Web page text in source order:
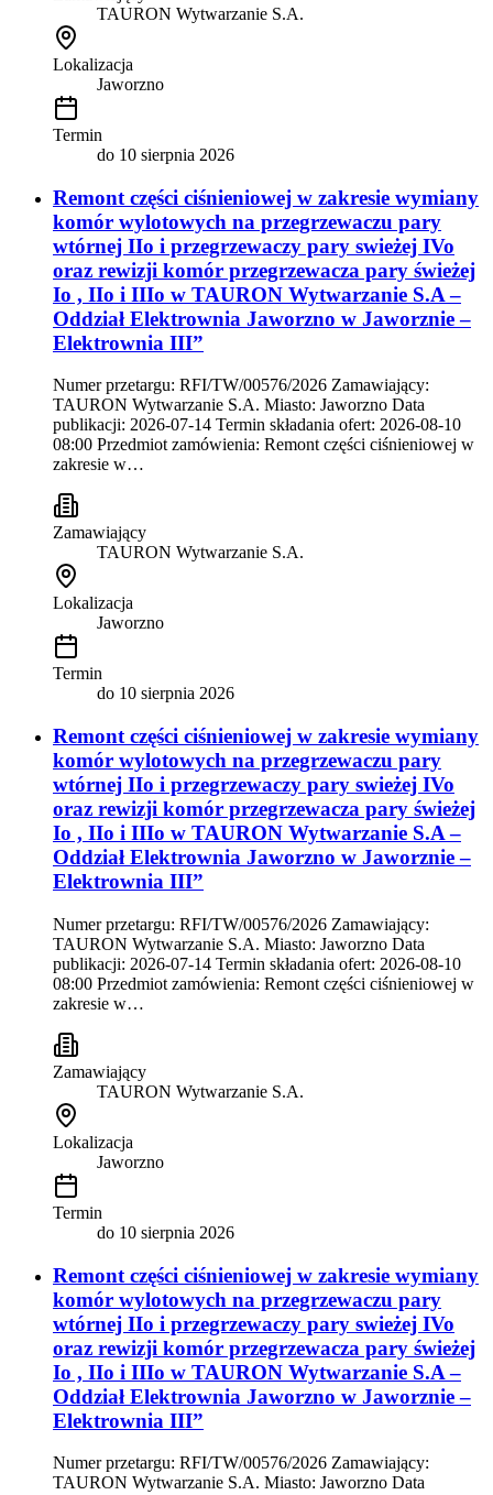
TAURON Wytwarzanie S.A.
Lokalizacja
Jaworzno
Termin
do 10 sierpnia 2026
Remont części ciśnieniowej w zakresie wymiany
komór wylotowych na przegrzewaczu pary
wtórnej IIo i przegrzewaczy pary swieżej IVo
oraz rewizji komór przegrzewacza pary świeżej
Io , IIo i IIIo w TAURON Wytwarzanie S.A –
Oddział Elektrownia Jaworzno w Jaworznie –
Elektrownia III”
Numer przetargu: RFI/TW/00576/2026 Zamawiający:
TAURON Wytwarzanie S.A. Miasto: Jaworzno Data
publikacji: 2026-07-14 Termin składania ofert: 2026-08-10
08:00 Przedmiot zamówienia: Remont części ciśnieniowej w
zakresie w…
Zamawiający
TAURON Wytwarzanie S.A.
Lokalizacja
Jaworzno
Termin
do 10 sierpnia 2026
Remont części ciśnieniowej w zakresie wymiany
komór wylotowych na przegrzewaczu pary
wtórnej IIo i przegrzewaczy pary swieżej IVo
oraz rewizji komór przegrzewacza pary świeżej
Io , IIo i IIIo w TAURON Wytwarzanie S.A –
Oddział Elektrownia Jaworzno w Jaworznie –
Elektrownia III”
Numer przetargu: RFI/TW/00576/2026 Zamawiający:
TAURON Wytwarzanie S.A. Miasto: Jaworzno Data
publikacji: 2026-07-14 Termin składania ofert: 2026-08-10
08:00 Przedmiot zamówienia: Remont części ciśnieniowej w
zakresie w…
Zamawiający
TAURON Wytwarzanie S.A.
Lokalizacja
Jaworzno
Termin
do 10 sierpnia 2026
Remont części ciśnieniowej w zakresie wymiany
komór wylotowych na przegrzewaczu pary
wtórnej IIo i przegrzewaczy pary swieżej IVo
oraz rewizji komór przegrzewacza pary świeżej
Io , IIo i IIIo w TAURON Wytwarzanie S.A –
Oddział Elektrownia Jaworzno w Jaworznie –
Elektrownia III”
Numer przetargu: RFI/TW/00576/2026 Zamawiający:
TAURON Wytwarzanie S.A. Miasto: Jaworzno Data